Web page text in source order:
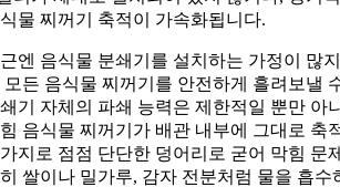
물 찌꺼기 축적이 가속화됩니다.
엔 음식물 분쇄기를 설치하는 가정이 많
모든 음식물 찌꺼기를 안전하게 흘려보낼
기 자체의 파쇄 능력은 제한적일 뿐만 아
음식물 찌꺼기가 배관 내부에 그대로 축
지로 점점 단단한 덩어리로 굳어 막힘 문
쌀이나 밀가루, 감자 전분처럼 물을 흡수